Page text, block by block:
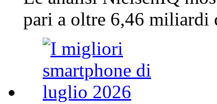
pari a oltre 6,46